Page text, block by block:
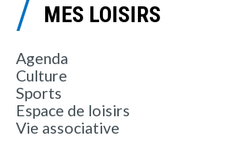
MES LOISIRS
Agenda
Culture
Sports
Espace de loisirs
Vie associative